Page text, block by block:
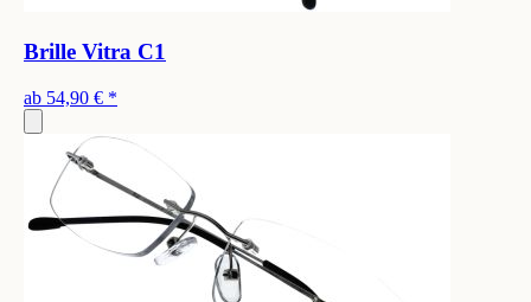
Brille Vitra C1
ab 54,90 € *